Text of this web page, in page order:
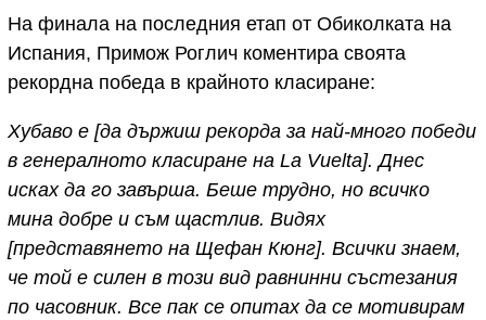
На финала на последния етап от Обиколката на
Испания, Примож Роглич коментира своята
рекордна победа в крайното класиране:
Хубаво е [да държиш рекорда за най-много победи
в генералното класиране на La Vuelta]. Днес
исках да го завърша. Беше трудно, но всичко
мина добре и съм щастлив. Видях
[представянето на Щефан Кюнг]. Всички знаем,
че той е силен в този вид равнинни състезания
по часовник. Все пак се опитах да се мотивирам